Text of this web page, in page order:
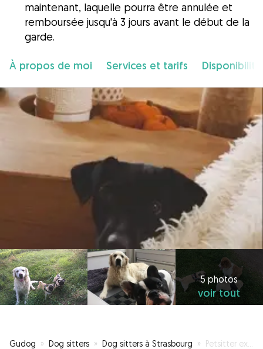
maintenant, laquelle pourra être annulée et
remboursée jusqu'à 3 jours avant le début de la
garde.
À propos de moi Services et tarifs Disponibilité
5 photos
voir tout
Gudog » Dog sitters » Dog sitters à Strasbourg » Petsitter expérimentée et passionnée !